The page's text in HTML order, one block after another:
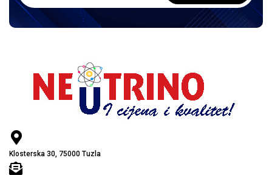
Klosterska 30, 75000 Tuzla